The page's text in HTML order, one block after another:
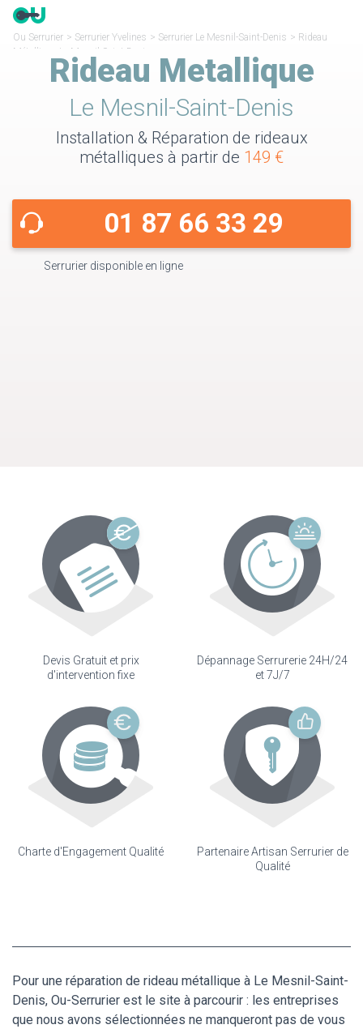
Ou Serrurier > Serrurier Yvelines > Serrurier Le Mesnil-Saint-Denis > Rideau
Métallique Le Mesnil-Saint-Denis
Rideau Metallique
Le Mesnil-Saint-Denis
Installation & Réparation de rideaux
métalliques à partir de 149 €
01 87 66 33 29
Serrurier disponible en ligne
Devis Gratuit et prix
d'intervention fixe
Dépannage Serrurerie 24H/24
et 7J/7
Charte d'Engagement Qualité
Partenaire Artisan Serrurier de
Qualité
Pour une réparation de rideau métallique à Le Mesnil-Saint-
Denis, Ou-Serrurier est le site à parcourir : les entreprises
que nous avons sélectionnées ne manqueront pas de vous